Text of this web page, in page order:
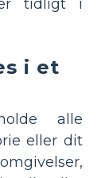
tidligt i
i et
alle
eller dit